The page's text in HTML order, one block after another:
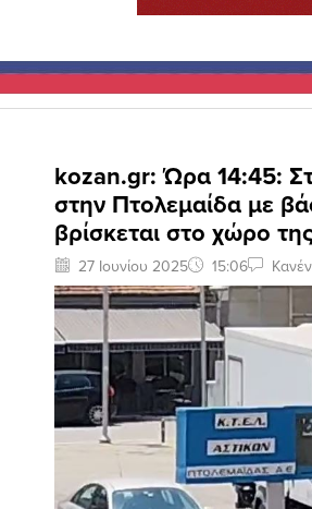
kozan.gr: Ώρα 14:45:
στην Πτολεμαίδα με
βρίσκεται στο χώρο
27 Ιουνίου 2025 15:06